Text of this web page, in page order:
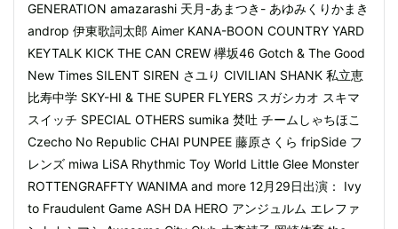
GENERATION amazarashi 天月-あまつき- あゆみくりかまき
androp 伊東歌詞太郎 Aimer KANA-BOON COUNTRY YARD
KEYTALK KICK THE CAN CREW 欅坂46 Gotch & The Good
New Times SILENT SIREN さユり CIVILIAN SHANK 私立恵
比寿中学 SKY-HI & THE SUPER FLYERS スガシカオ スキマ
スイッチ SPECIAL OTHERS sumika 焚吐 チームしゃちほこ
Czecho No Republic CHAI PUNPEE 藤原さくら fripSide フ
レンズ miwa LiSA Rhythmic Toy World Little Glee Monster
ROTTENGRAFFTY WANIMA and more 12月29日出演： Ivy
to Fraudulent Game ASH DA HERO アンジュルム エレファ